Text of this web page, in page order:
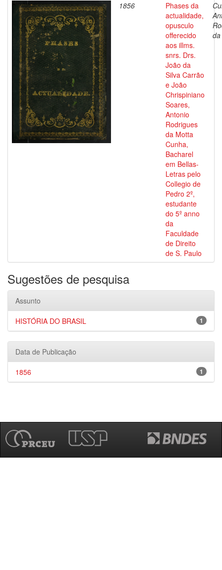
1856
Phases da
actualidade,
opusculo
offerecido
aos illms.
snrs. Drs.
João da
Silva Carrão
e João
Chrispiniano
Soares,
Antonio
Rodrigues
da Motta
Cunha,
Bacharel
em Bellas-
Letras pelo
Collegio de
Pedro 2º,
estudante
do 5º anno
da
Faculdade
de Direito
de S. Paulo
Sugestões de pesquisa
Assunto
1
HISTÓRIA DO BRASIL
Data de Publicação
1
1856